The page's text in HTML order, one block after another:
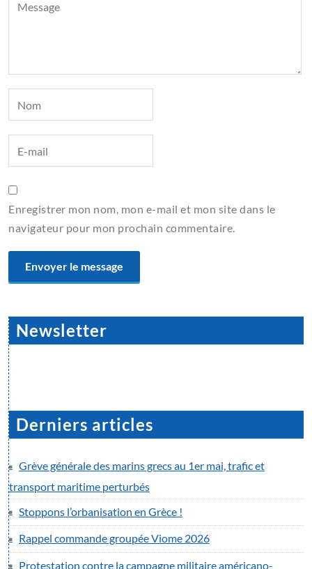
Enregistrer mon nom, mon e-mail et mon site dans le
navigateur pour mon prochain commentaire.
Newsletter
Derniers articles
Grève générale des marins grecs au 1er mai, trafic et
transport maritime perturbés
Stoppons l’orbanisation en Grèce !
Rappel commande groupée Viome 2026
Protestation contre la campagne militaire américano-